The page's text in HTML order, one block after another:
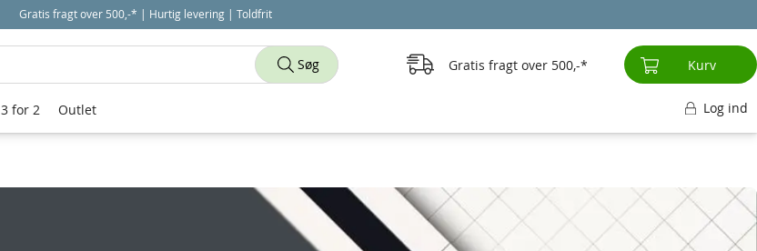
Gratis fragt over 500,-* | Hurtig levering | Toldfrit
Søg Gratis fragt over 500,- Kurv
3 for 2 Outlet Log ind